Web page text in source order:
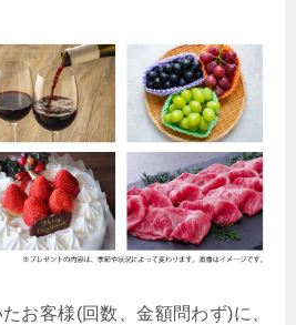
お客様(回数、金額問わず)に、